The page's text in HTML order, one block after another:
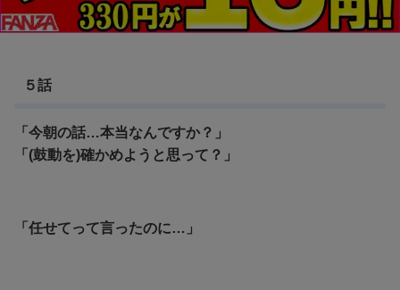
５話
「今朝の話…本当なんですか？」
「(鼓動を)確かめようと思って？」
「任せてって言ったのに…」